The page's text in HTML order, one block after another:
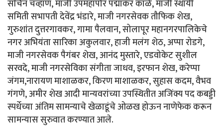
सचिन चव्हाण, माजी उपमहापौर पद्माकर काळे, माजी स्थायी
समिती सभापती देवेंद्र भंडारे, माजी नगरसेवक तौफिक शेख,
गुरुशांत दुत्तरगावकर, गामा पैलवान, सोलापूर महानगरपालिकेचे
नगर अभियंता सारिका अकुलवार, हाजी मलंग शेठ, अप्पा रोडगे,
माजी नगरसेवक पैगंबर शेख, आनंद मुस्तारे, एडवोकेट सुशील
सरवदे, माजी नगरसेविका संगीता जाधव, इरफान शेख, करेप्पा
जंगम,नारायण माशाळकर, किरण माशाळकर, सुहास कदम, वैभव
गंगणे, अमीर शेख आदी मान्यवरांच्या उपस्थितीत अजिंक्य पद कबड्डी
स्पर्धेच्या अंतिम सामन्याचे खेळाडूंचे ओळख होऊन नाणेफेक करून
सामन्यास सुरुवात करण्यात आले.